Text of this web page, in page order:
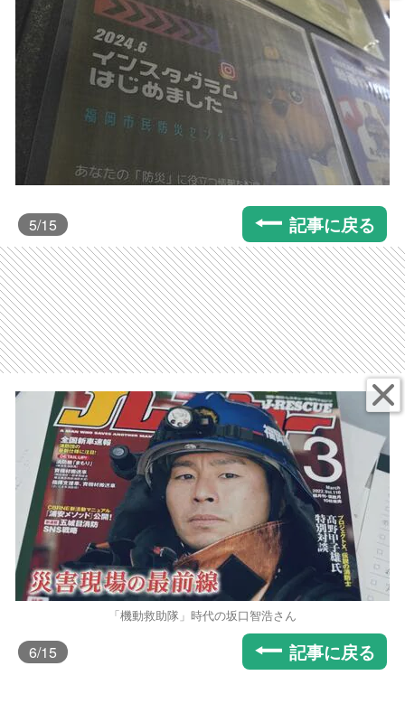
5/15 記事に戻る
「機動救助隊」時代の坂口智浩さん
6/15 記事に戻る